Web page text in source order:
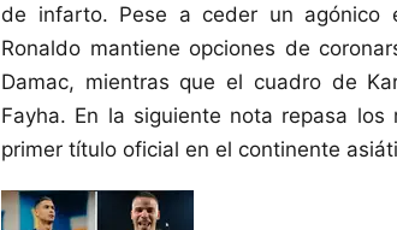
de infarto. Pese a ceder un agónico
Ronaldo mantiene opciones de
Damac, mientras que el cuadro de
Fayha. En la siguiente nota repasa
primer título oficial en el continente